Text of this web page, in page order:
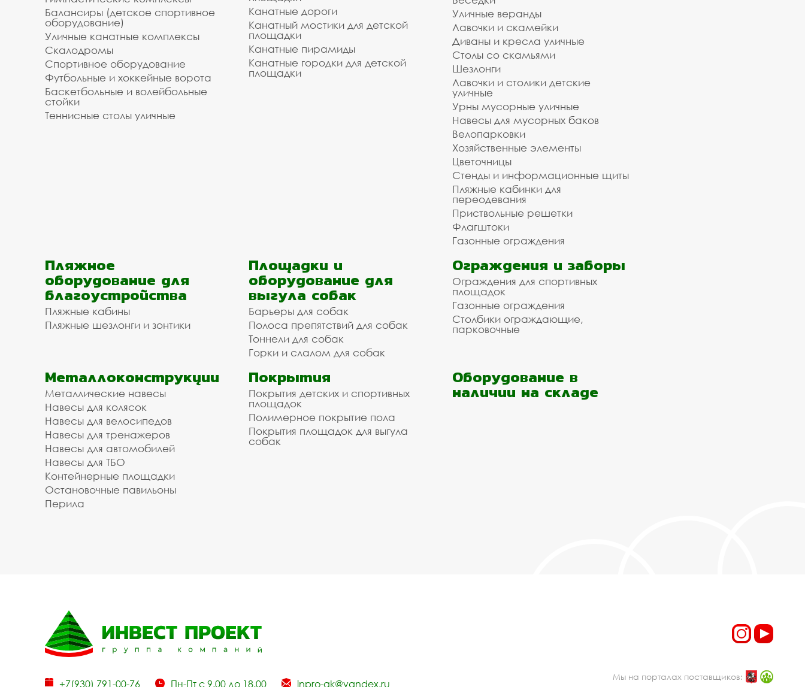
Балансиры (детское спортивное
оборудование)
Уличные канатные комплексы
Скалодромы
Спортивное оборудование
Футбольные и хоккейные ворота
Баскетбольные и волейбольные
стойки
Теннисные столы уличные
Канатные дороги
Канатный мостики для детской
площадки
Канатные пирамиды
Канатные городки для детской
площадки
Уличные веранды
Лавочки и скамейки
Диваны и кресла уличные
Столы со скамьями
Шезлонги
Лавочки и столики детские
уличные
Урны мусорные уличные
Навесы для мусорных баков
Велопарковки
Хозяйственные элементы
Цветочницы
Стенды и информационные щиты
Пляжные кабинки для
переодевания
Приствольные решетки
Флагштоки
Газонные ограждения
Пляжное
оборудование для
благоустройства
Пляжные кабины
Пляжные шезлонги и зонтики
Площадки и
оборудование для
выгула собак
Барьеры для собак
Полоса препятствий для собак
Тоннели для собак
Горки и слалом для собак
Ограждения и заборы
Ограждения для спортивных
площадок
Газонные ограждения
Столбики ограждающие,
парковочные
Металлоконструкции
Металлические навесы
Навесы для колясок
Навесы для велосипедов
Навесы для тренажеров
Навесы для автомобилей
Навесы для ТБО
Контейнерные площадки
Остановочные павильоны
Перила
Покрытия
Покрытия детских и спортивных
площадок
Полимерное покрытие пола
Покрытия площадок для выгула
собак
Оборудование в
наличии на складе
+7(930) 791-00-76 Пн-Пт с 9.00 до 18.00 inpro-gk@yandex.ru
Мы на порталах поставщиков: